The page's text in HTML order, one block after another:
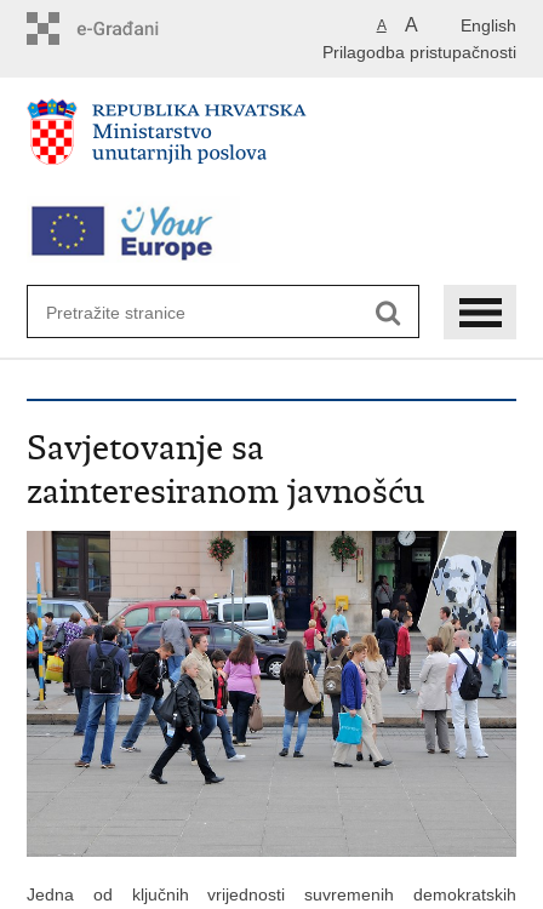
English
A A
Prilagodba pristupačnosti
Savjetovanje sa
zainteresiranom javnošću
Jedna od ključnih vrijednosti suvremenih demokratskih